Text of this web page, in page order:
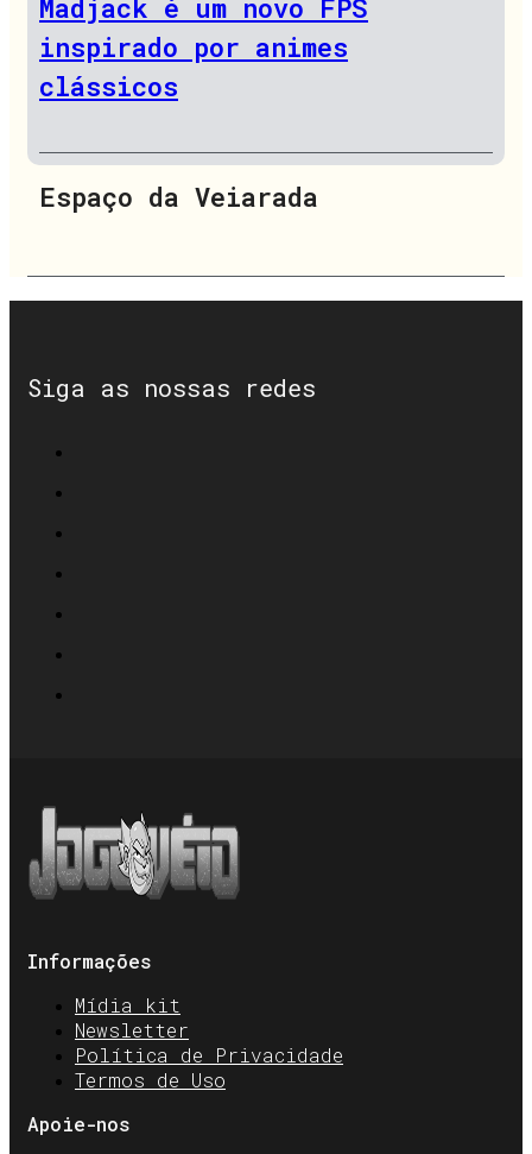
Madjack é um novo FPS
inspirado por animes
clássicos
Espaço da Veiarada
Siga as nossas redes
Informações
Mídia kit
Newsletter
Política de Privacidade
Termos de Uso
Apoie-nos